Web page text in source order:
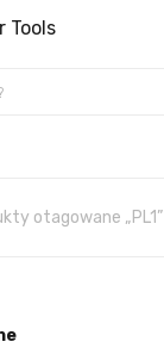
otagowane „PL1”